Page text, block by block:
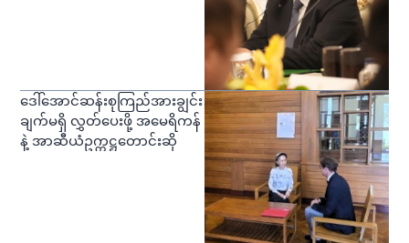
ဒေါ်အောင်ဆန်းစုကြည်အားချွင်း
ချက်မရှိ လွှတ်ပေးဖို့ အမေရိကန်
နဲ့ အာဆီယံဥက္ကဋ္ဌတောင်းဆို